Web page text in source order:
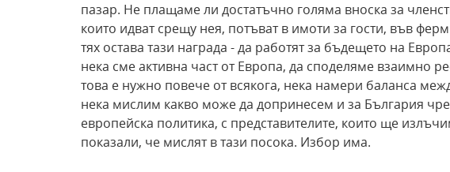
пазар. Не плащаме ли достатъчно голяма вноска за
които идват срещу нея, потъват в имоти за гости, във
тях остава тази награда - да работят за бъдещето на
нека сме активна част от Европа, да споделяме взаимно
това е нужно повече от всякога, нека намери баланса
нека мислим какво може да допринесем и за България
европейска политика, с представителите, които ще
показали, че мислят в тази посока. Избор има.